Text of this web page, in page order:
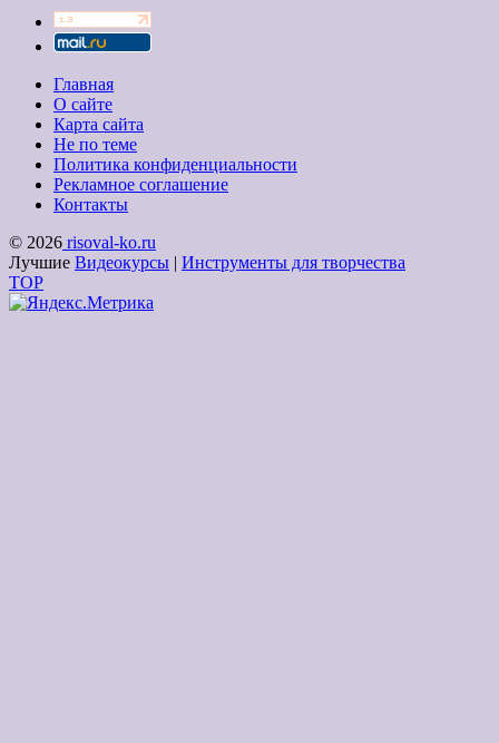
Главная
О сайте
Карта сайта
Не по теме
Политика конфиденциальности
Рекламное соглашение
Контакты
© 2026 risoval-ko.ru
Лучшие Видеокурсы | Инструменты для творчества
TOP